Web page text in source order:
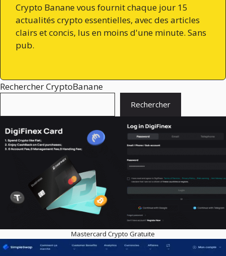
Crypto Banane vous fournit chaque jour 15
actualités crypto essentielles, avec des articles
clairs et concis, lus en moins d'une minute. Sans
pub.
Rechercher CryptoBanane
Rechercher
Mastercard Crypto Gratuite